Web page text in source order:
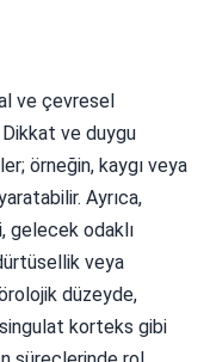
ve çevresel
ve duygu
örneğin, kaygı veya
Ayrıca,
gelecek odaklı
veya
düzeyde,
korteks gibi